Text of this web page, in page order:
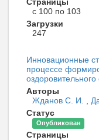
Страницы
с 100 по 103
Загрузки
247
Инновационные
процессе
Авторы
Жданов С. И. ,
Статус
Опубликован
Страницы